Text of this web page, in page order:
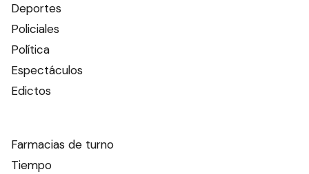
Deportes
Policiales
Política
Espectáculos
Edictos
Farmacias de turno
Tiempo